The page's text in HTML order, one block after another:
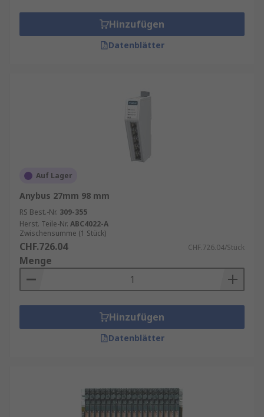
Hinzufügen
Datenblätter
Auf Lager
Anybus 27mm 98 mm
RS Best.-Nr. 309-355
Herst. Teile-Nr. ABC4022-A
Zwischensumme (1 Stück)
CHF.726.04 CHF.726.04/Stück
Menge
Hinzufügen
Datenblätter